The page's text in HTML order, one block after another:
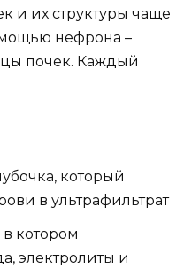
и их структуры чаще
нефрона –
почек. Каждый
который
в ультрафильтрат
котором
электролиты и